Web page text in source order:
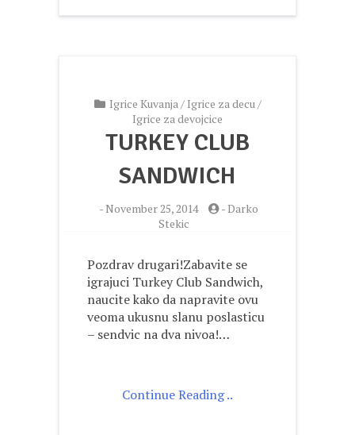
Igrice Kuvanja/ Igrice za decu/
Igrice za devojcice
TURKEY CLUB
SANDWICH
-November 25, 2014 -Darko
Stekic
Pozdrav drugari!Zabavite se
igrajuci Turkey Club Sandwich,
naucite kako da napravite ovu
veoma ukusnu slanu poslasticu
– sendvic na dva nivoa!…
Continue Reading ..